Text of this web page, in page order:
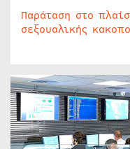
Παράταση στο
σεξουαλικής